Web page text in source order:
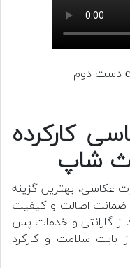
کارکرده
شاپ
عکاسی، بهترین گزینه
ضمانت اصالت و کیفیت
از گارانتی و خدمات پس
بابت سلامت و کارکرد